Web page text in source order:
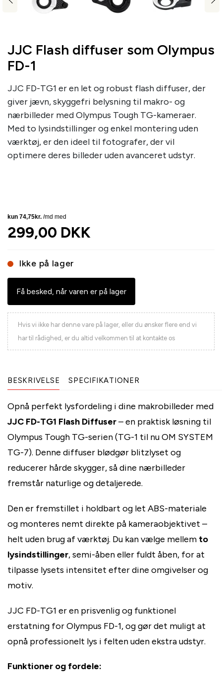
JJC Flash diffuser som Olympus
FD-1
JJC FD-TG1 er en let og robust flash diffuser, der
giver jævn, skyggefri belysning til makro- og
nærbilleder med Olympus Tough TG-kameraer.
Med to lysindstillinger og enkel montering uden
værktøj, er den ideel til fotografer, der vil
optimere deres billeder uden avanceret udstyr.
299,00 DKK
Ikke på lager
Få besked, når varen er på lager
Hvis vi ikke har denne vare på lager, eller du ønsker flere end vi
har til rådighed, er du altid velkommen til at kontakte os
BESKRIVELSE SPECIFIKATIONER
Opnå perfekt lysfordeling i dine makrobilleder med
JJC FD-TG1 Flash Diffuser– en praktisk løsning til
Olympus Tough TG-serien (TG-1 til nu OM SYSTEM
TG-7). Denne diffuser blødgør blitzlyset og
reducerer hårde skygger, så dine nærbilleder
fremstår naturlige og detaljerede.
Den er fremstillet i holdbart og let ABS-materiale
og monteres nemt direkte på kameraobjektivet –
helt uden brug af værktøj. Du kan vælge mellem to
lysindstillinger, semi-åben eller fuldt åben, for at
tilpasse lysets intensitet efter dine omgivelser og
motiv.
JJC FD-TG1 er en prisvenlig og funktionel
erstatning for Olympus FD-1, og gør det muligt at
opnå professionelt lys i felten uden ekstra udstyr.
Funktioner og fordele: